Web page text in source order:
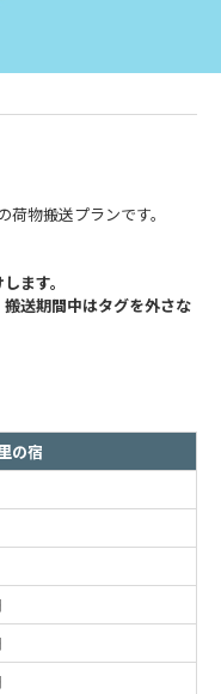
物搬送プランです。
ます。
送期間中はタグを外さな
の宿